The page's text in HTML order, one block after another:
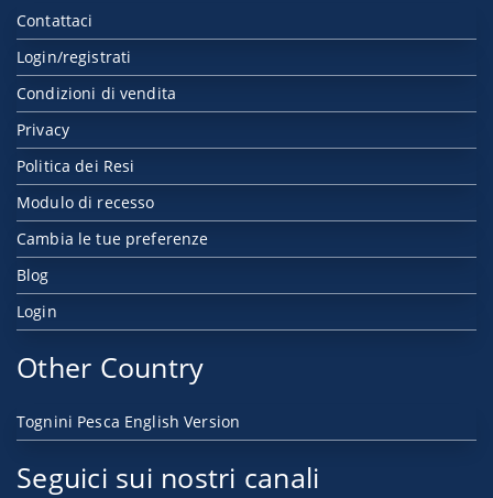
Contattaci
Login/registrati
Condizioni di vendita
Privacy
Politica dei Resi
Modulo di recesso
Cambia le tue preferenze
Blog
Login
Other Country
Tognini Pesca English Version
Seguici sui nostri canali